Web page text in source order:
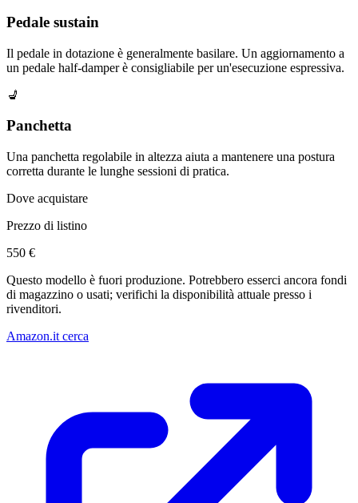
Pedale sustain
Il pedale in dotazione è generalmente basilare. Un aggiornamento a
un pedale half-damper è consigliabile per un'esecuzione espressiva.
💺
Panchetta
Una panchetta regolabile in altezza aiuta a mantenere una postura
corretta durante le lunghe sessioni di pratica.
Dove acquistare
Prezzo di listino
550 €
Questo modello è fuori produzione. Potrebbero esserci ancora fondi
di magazzino o usati; verifichi la disponibilità attuale presso i
rivenditori.
Amazon.it cerca